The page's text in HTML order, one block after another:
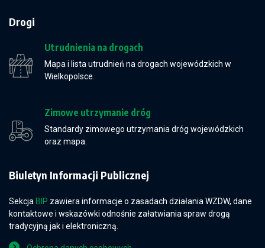
Drogi
Utrudnienia na drogach
Mapa i lista utrudnień na drogach wojewódzkich w
Wielkopolsce.
Zimowe utrzymanie dróg
Standardy zimowego utrzymania dróg wojewódzkich
oraz mapa.
Biuletyn Informacji Publicznej
Sekcja BIP zawiera informacje o zasadach działania WZDW, dane
kontaktowe i wskazówki odnośnie załatwiania spraw drogą
tradycyjną jak i elektroniczną.